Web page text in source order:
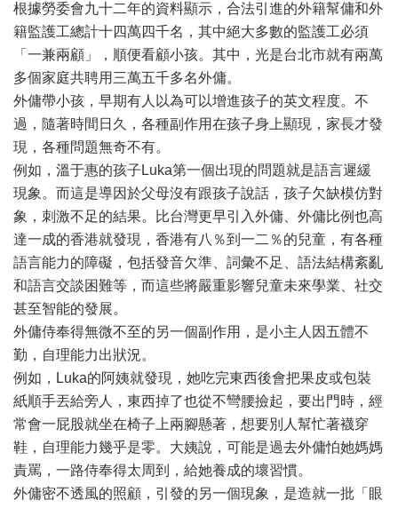
根據勞委會九十二年的資料顯示，合法引進的外籍幫傭和外
籍監護工總計十四萬四千名，其中絕大多數的監護工必須
「一兼兩顧」，順便看顧小孩。其中，光是台北市就有兩萬
多個家庭共聘用三萬五千多名外傭。
外傭帶小孩，早期有人以為可以增進孩子的英文程度。不
過，隨著時間日久，各種副作用在孩子身上顯現，家長才發
現，各種問題無奇不有。
例如，溫于惠的孩子Luka第一個出現的問題就是語言遲緩
現象。而這是導因於父母沒有跟孩子說話，孩子欠缺模仿對
象，刺激不足的結果。比台灣更早引入外傭、外傭比例也高
達一成的香港就發現，香港有八％到一二％的兒童，有各種
語言能力的障礙，包括發音欠準、詞彙不足、語法結構紊亂
和語言交談困難等，而這些將嚴重影響兒童未來學業、社交
甚至智能的發展。
外傭侍奉得無微不至的另一個副作用，是小主人因五體不
勤，自理能力出狀況。
例如，Luka的阿姨就發現，她吃完東西後會把果皮或包裝
紙順手丟給旁人，東西掉了也從不彎腰撿起，要出門時，經
常會一屁股就坐在椅子上兩腳懸著，想要別人幫忙著襪穿
鞋，自理能力幾乎是零。大姨說，可能是過去外傭怕她媽媽
責罵，一路侍奉得太周到，給她養成的壞習慣。
外傭密不透風的照顧，引發的另一個現象，是造就一批「眼